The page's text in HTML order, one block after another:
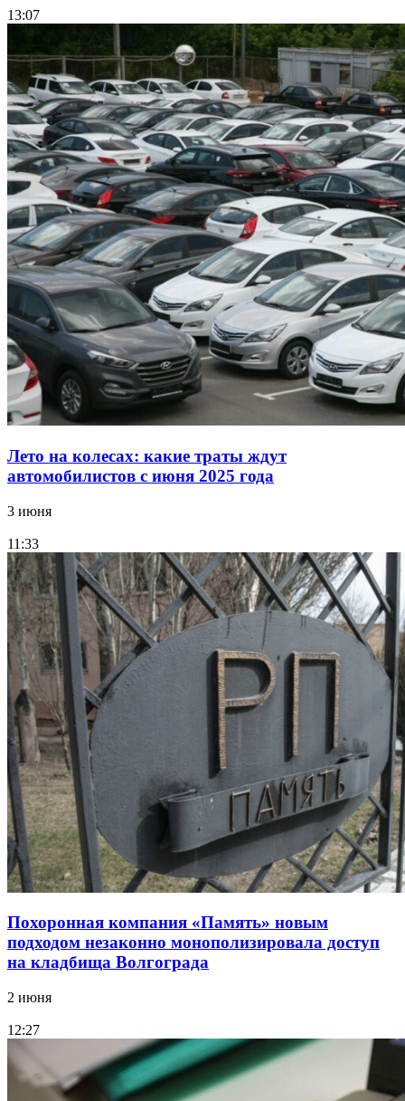
13:07
Лето на колесах: какие траты ждут
автомобилистов с июня 2025 года
3 июня
11:33
Похоронная компания «Память» новым
подходом незаконно монополизировала доступ
на кладбища Волгограда
2 июня
12:27